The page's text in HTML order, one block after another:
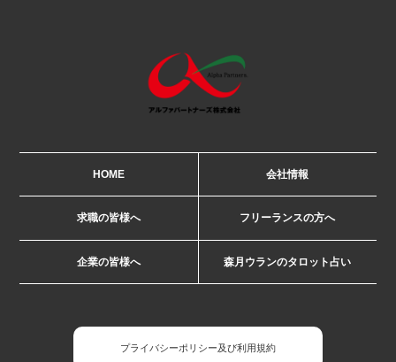
HOME 会社情報
求職の皆様へ フリーランスの方へ
企業の皆様へ 森月ウランのタロット占い
プライバシーポリシー及び利用規約